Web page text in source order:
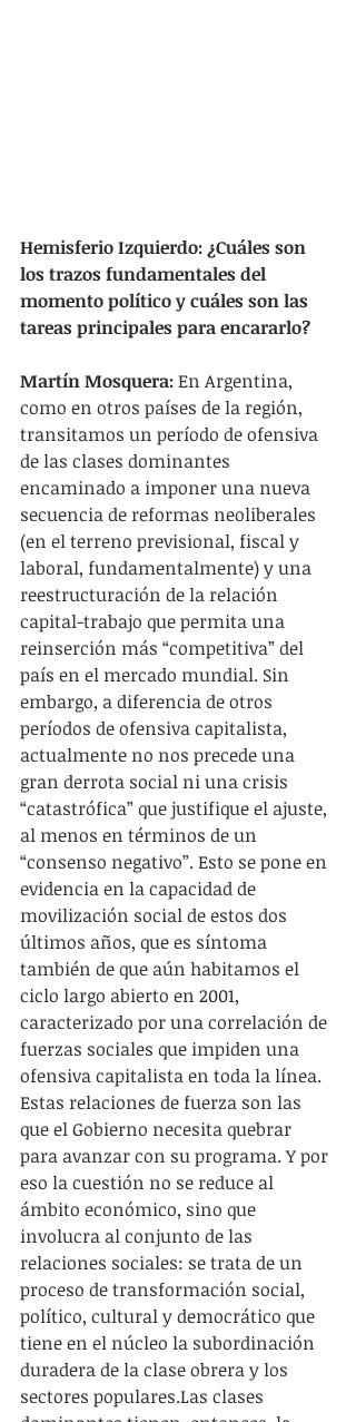
Hemisferio Izquierdo: ¿Cuáles son
los trazos fundamentales del
momento político y cuáles son las
tareas principales para encararlo?
Martín Mosquera: En Argentina,
como en otros países de la región,
transitamos un período de ofensiva
de las clases dominantes
encaminado a imponer una nueva
secuencia de reformas neoliberales
(en el terreno previsional, fiscal y
laboral, fundamentalmente) y una
reestructuración de la relación
capital-trabajo que permita una
reinserción más “competitiva” del
país en el mercado mundial. Sin
embargo, a diferencia de otros
períodos de ofensiva capitalista,
actualmente no nos precede una
gran derrota social ni una crisis
“catastrófica” que justifique el ajuste,
al menos en términos de un
“consenso negativo”. Esto se pone en
evidencia en la capacidad de
movilización social de estos dos
últimos años, que es síntoma
también de que aún habitamos el
ciclo largo abierto en 2001,
caracterizado por una correlación de
fuerzas sociales que impiden una
ofensiva capitalista en toda la línea.
Estas relaciones de fuerza son las
que el Gobierno necesita quebrar
para avanzar con su programa. Y por
eso la cuestión no se reduce al
ámbito económico, sino que
involucra al conjunto de las
relaciones sociales: se trata de un
proceso de transformación social,
político, cultural y democrático que
tiene en el núcleo la subordinación
duradera de la clase obrera y los
sectores populares.Las clases